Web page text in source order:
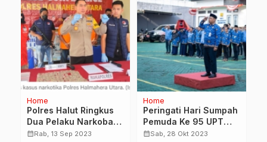
Home
Polres Halut Ringkus
Dua Pelaku Narkoba
Pemilik 103 Sachet
calendar_monthRab, 13 Sep 2023
Home
Peringati Hari Sumpah
Pemuda Ke 95 UPT
Kemen PUPR Gelar
calendar_monthSab, 28 Okt 2023